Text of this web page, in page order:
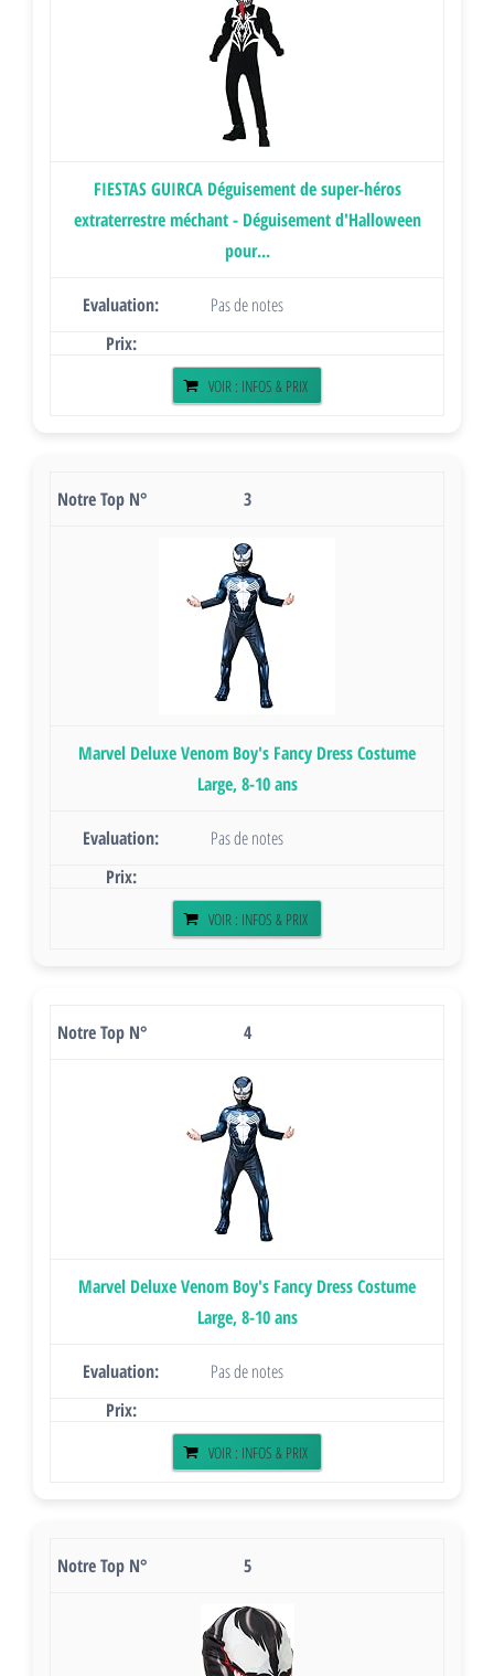
FIESTAS GUIRCA Déguisement de super-héros
extraterrestre méchant - Déguisement d'Halloween
pour...
Pas de notes
VOIR : INFOS & PRIX
3
Marvel Deluxe Venom Boy's Fancy Dress Costume
Large, 8-10 ans
Pas de notes
VOIR : INFOS & PRIX
4
Marvel Deluxe Venom Boy's Fancy Dress Costume
Large, 8-10 ans
Pas de notes
VOIR : INFOS & PRIX
5